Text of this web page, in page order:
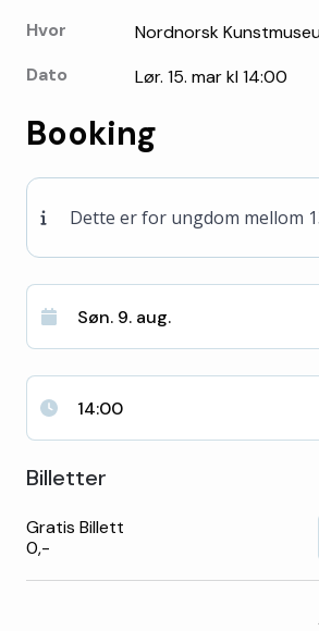
Hvor
Nordnorsk
Dato
Lør. 15. mar kl 14:00
Booking
Dette er for ungdom mellom
Søn. 9. aug.
14:00
Billetter
Gratis Billett
0,-